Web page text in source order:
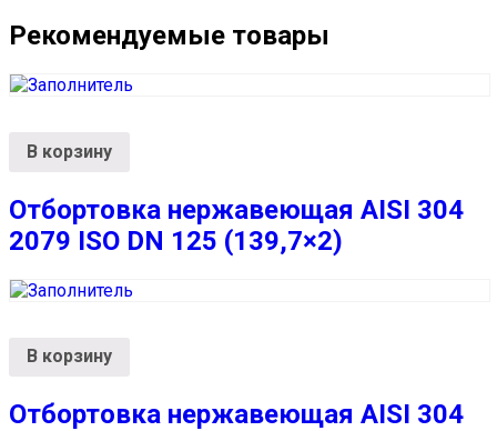
Рекомендуемые товары
В корзину
Отбортовка нержавеющая AISI 304
2079 ISO DN 125 (139,7×2)
В корзину
Отбортовка нержавеющая AISI 304